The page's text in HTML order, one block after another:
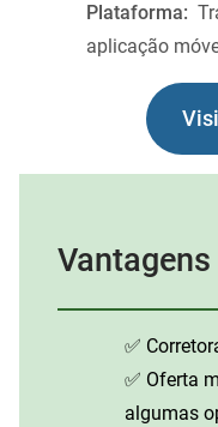
Plataforma:
aplicação
Vantagens
✅
✅ Oferta
algumas